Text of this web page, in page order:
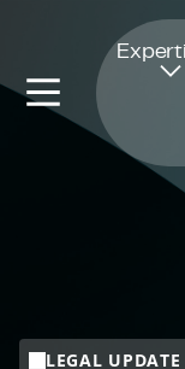
LEGAL UPDATE
Ouvre dans une